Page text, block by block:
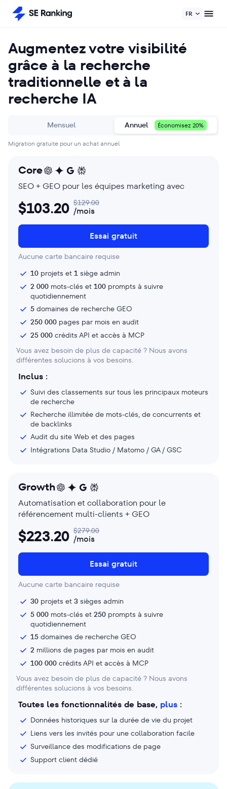
FR
Augmentez votre visibilité
grâce à la recherche
traditionnelle et à la
recherche IA
Mensuel Annuel Économisez 20%
Migration gratuite pour un achat annuel
Core
SEO + GEO pour les équipes marketing avec
$103.20 $129.00
/mois
Essai gratuit
Aucune carte bancaire requise
10 projets et 1 siège admin
2 000 mots-clés et 100 prompts à suivre
quotidiennement
5 domaines de recherche GEO
250 000 pages par mois en audit
25 000 crédits API et accès à MCP
Vous avez besoin de plus de capacité ? Nous avons
différentes solucions à vos besoins.
Inclus :
Suivi des classements sur tous les principaux moteurs
de recherche
Recherche illimitée de mots-clés, de concurrents et
de backlinks
Audit du site Web et des pages
Intégrations Data Studio / Matomo / GA / GSC
Growth
Automatisation et collaboration pour le
référencement multi-clients + GEO
$223.20 $279.00
/mois
Essai gratuit
Aucune carte bancaire requise
30 projets et 3 sièges admin
5 000 mots-clés et 250 prompts à suivre
quotidiennement
15 domaines de recherche GEO
2 millions de pages par mois en audit
100 000 crédits API et accès à MCP
Vous avez besoin de plus de capacité ? Nous avons
différentes solucions à vos besoins.
Toutes les fonctionnalités de base, plus :
Données historiques sur la durée de vie du projet
Liens vers les invités pour une collaboration facile
Surveillance des modifications de page
Support client dédié